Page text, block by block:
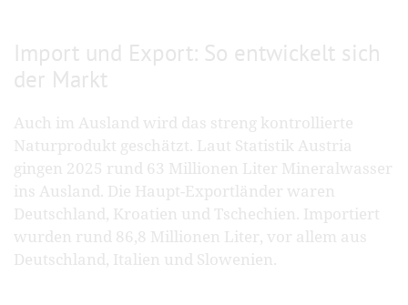
Import und Export: So entwickelt sich
der Markt
Auch im Ausland wird das streng kontrollierte
Naturprodukt geschätzt. Laut Statistik Austria
gingen 2025 rund 63 Millionen Liter Mineralwasser
ins Ausland. Die Haupt-Exportländer waren
Deutschland, Kroatien und Tschechien. Importiert
wurden rund 86,8 Millionen Liter, vor allem aus
Deutschland, Italien und Slowenien.